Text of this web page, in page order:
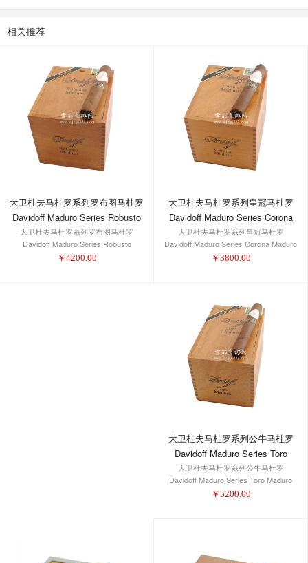
相关推荐
大卫杜夫马杜罗系列罗布图马杜罗
Davidoff Maduro Series Robusto
Maduro
大卫杜夫马杜罗系列罗布图马杜罗
Davidoff Maduro Series Robusto
Maduro
￥ 4200.00
大卫杜夫马杜罗系列皇冠马杜罗
Davidoff Maduro Series Corona
Maduro
大卫杜夫马杜罗系列皇冠马杜罗
Davidoff Maduro Series Corona Maduro
￥ 3800.00
大卫杜夫马杜罗系列公牛马杜罗
Davidoff Maduro Series Toro
Maduro
大卫杜夫马杜罗系列公牛马杜罗
Davidoff Maduro Series Toro Maduro
￥ 5200.00